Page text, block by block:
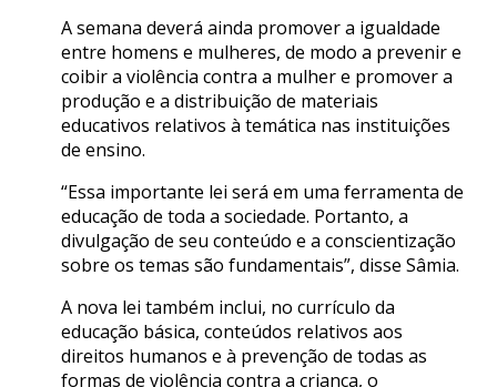
A semana deverá ainda promover a igualdade
entre homens e mulheres, de modo a prevenir e
coibir a violência contra a mulher e promover a
produção e a distribuição de materiais
educativos relativos à temática nas instituições
de ensino.
“Essa importante lei será em uma ferramenta de
educação de toda a sociedade. Portanto, a
divulgação de seu conteúdo e a conscientização
sobre os temas são fundamentais”, disse Sâmia.
A nova lei também inclui, no currículo da
educação básica, conteúdos relativos aos
direitos humanos e à prevenção de todas as
formas de violência contra a criança, o